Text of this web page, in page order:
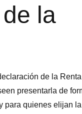
la
de la
presentarla de
para quienes elijan la